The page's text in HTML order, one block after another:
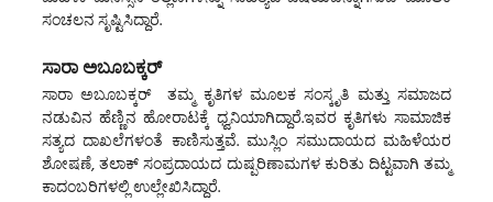
ಸಂಚಲನ ಸೃಷ್ಟಿಸಿದ್ದಾರೆ.
ಸಾರಾ ಅಬೂಬಕ್ಕರ್
ಸಾರಾ ಅಬೂಬಕ್ಕರ್ ತಮ್ಮ ಕೃತಿಗಳ ಮೂಲಕ ಸಂಸ್ಕೃತಿ ಮತ್ತು ಸಮಾಜದ
ನಡುವಿನ ಹೆಣ್ಣಿನ ಹೋರಾಟಕ್ಕೆ ಧ್ವನಿಯಾಗಿದ್ದಾರೆ.ಇವರ ಕೃತಿಗಳು ಸಾಮಾಜಿಕ
ಸತ್ಯದ ದಾಖಲೆಗಳಂತೆ ಕಾಣಿಸುತ್ತವೆ. ಮುಸ್ಲಿಂ ಸಮುದಾಯದ ಮಹಿಳೆಯರ
ಶೋಷಣೆ, ತಲಾಕ್ ಸಂಪ್ರದಾಯದ ದುಷ್ಪರಿಣಾಮಗಳ ಕುರಿತು ದಿಟ್ಟವಾಗಿ ತಮ್ಮ
ಕಾದಂಬರಿಗಳಲ್ಲಿ ಉಲ್ಲೇಖಿಸಿದ್ದಾರೆ.